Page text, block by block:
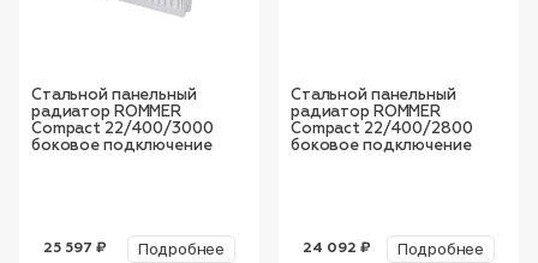
Стальной панельный
радиатор ROMMER
Compact 22/400/3000
боковое подключение
25 597 ₽ Подробнее
Стальной панельный
радиатор ROMMER
Compact 22/400/2800
боковое подключение
24 092 ₽ Подробнее